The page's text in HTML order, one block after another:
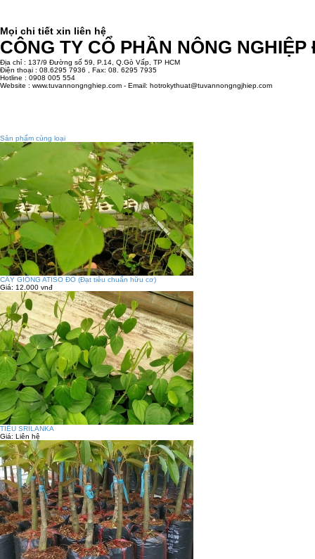
Mọi chi tiết xin liên hệ
CÔNG TY CỔ PHẦN NÔNG
Địa chỉ : 137/9 Đường số 59, P.14, Q.Gò Vấp, TP HCM
Điện thoại : 08.6295 7936 , Fax: 08. 6295 7935
Hotline : 0908 005 554
Website : www.tuvannongnghiep.com - Email: hotrokythuat@tuvannongngjhiep.com
Sản phẩm cùng loại
CÂY GIỐNG ATISO ĐỎ (Đạt tiêu chuẩn hữu cơ)
Giá: 12.000 vnđ
TIÊU SRILANKA
Giá: Liên hệ